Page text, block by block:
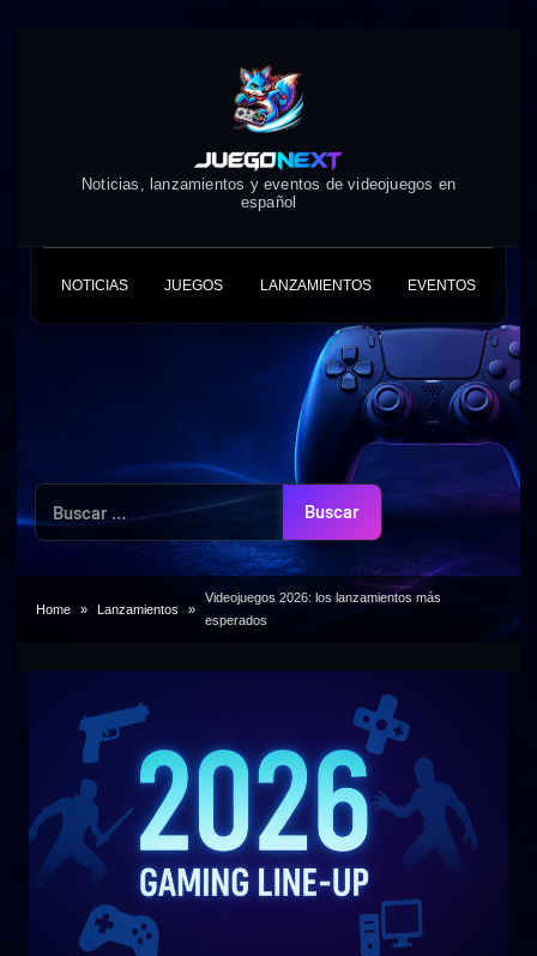
Noticias, lanzamientos y eventos de videojuegos en
español
NOTICIAS JUEGOS LANZAMIENTOS EVENTOS
Home Lanzamientos
Videojuegos 2026: los lanzamientos más
esperados